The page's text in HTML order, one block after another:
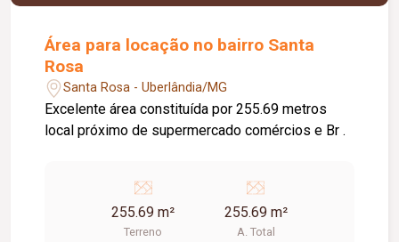
Área para locação no bairro Santa
Rosa
Santa Rosa - Uberlândia/MG
Excelente área constituída por 255.69 metros
local próximo de supermercado comércios e Br .
255.69 m²
Terreno
255.69 m²
A. Total